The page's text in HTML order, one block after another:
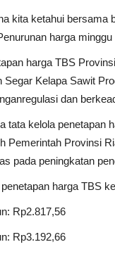
kita ketahui
harga
harga TBS
Segar Kelapa Sawit
dan
tata kelola penetapan
Pemerintah Provinsi
pada peningkatan
harga TBS
Rp2.817,56
Rp3.192,66